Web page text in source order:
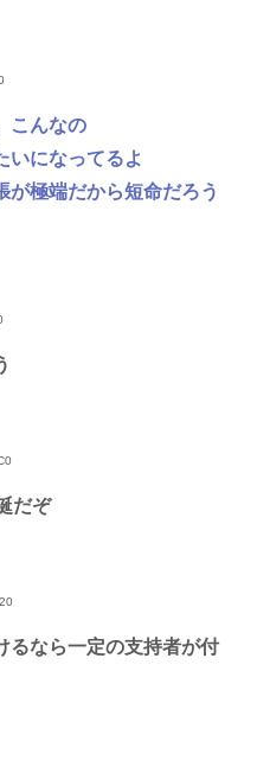
こんなの
いになってるよ
が極端だから短命だろう
だぞ
るなら一定の支持者が付